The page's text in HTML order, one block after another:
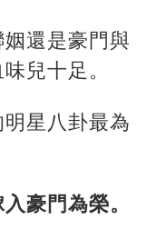
還是豪門與
兒十足。
星八卦最為
豪門為榮。